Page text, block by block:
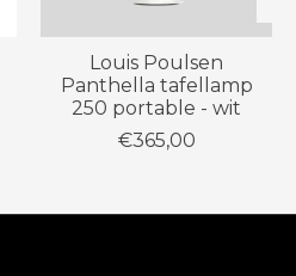
Louis Poulsen
Panthella tafellamp
250 portable - wit
€365,00